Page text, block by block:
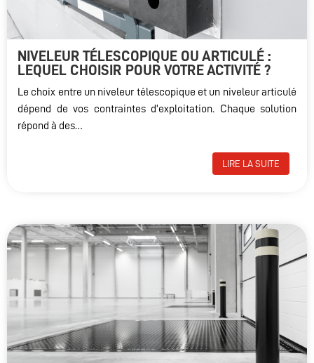
NIVELEUR TÉLESCOPIQUE OU ARTICULÉ :
LEQUEL CHOISIR POUR VOTRE ACTIVITÉ ?
Le choix entre un niveleur télescopique et un niveleur articulé
dépend de vos contraintes d’exploitation. Chaque solution
répond à des…
LIRE LA SUITE